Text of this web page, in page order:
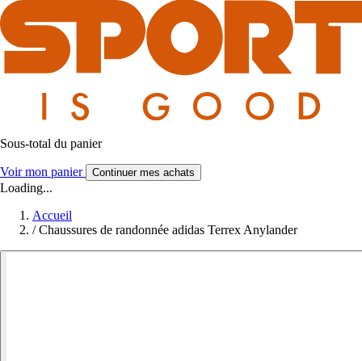
Sous-total du panier
Voir mon panier Continuer mes achats
Loading...
Accueil
/ Chaussures de randonnée adidas Terrex Anylander